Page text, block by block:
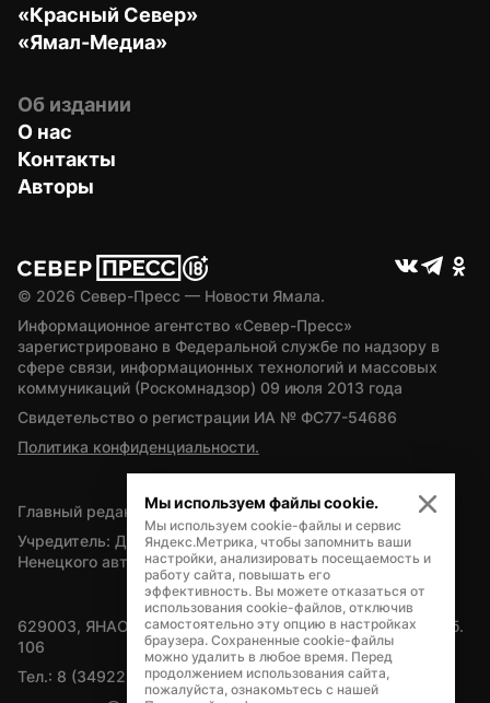
«Красный Север»
«Ямал-Медиа»
Об издании
О нас
Контакты
Авторы
© 2026 Север-Пресс — Новости Ямала.
Информационное агентство «Север-Пресс»
зарегистрировано в Федеральной службе по надзору в
сфере связи, информационных технологий и массовых
коммуникаций (Роскомнадзор) 09 июля 2013 года
Свидетельство о регистрации ИА № ФС77-54686
Политика конфиденциальности.
Главный редактор — А.Л. Поздеев
Учредитель: Департамент внутренней политики Ямало-
Ненецкого автономного округа
629003, ЯНАО, Салехард, мкр. Богдана Кнунянца, д.1, каб.
106
Тел.: 8 (34922) 71262
Мы используем файлы cookie.
Мы используем cookie-файлы и сервис
Яндекс.Метрика, чтобы запомнить ваши
настройки, анализировать посещаемость и
работу сайта, повышать его
эффективность. Вы можете отказаться от
использования cookie-файлов, отключив
самостоятельно эту опцию в настройках
браузера. Сохраненные cookie-файлы
можно удалить в любое время. Перед
продолжением использования сайта,
пожалуйста, ознакомьтесь с нашей